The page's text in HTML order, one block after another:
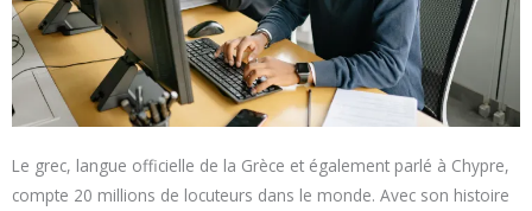
Le grec, langue officielle de la Grèce et également parlé à Chypre,
compte 20 millions de locuteurs dans le monde. Avec son histoire